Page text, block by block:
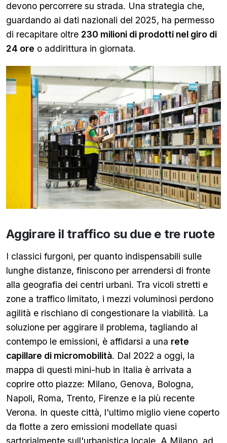
devono percorrere su strada. Una strategia che,
guardando ai dati nazionali del 2025, ha permesso
di recapitare oltre 230 milioni di prodotti nel giro di
24 ore o addirittura in giornata.
Aggirare il traffico su due e tre ruote
I classici furgoni, per quanto indispensabili sulle
lunghe distanze, finiscono per arrendersi di fronte
alla geografia dei centri urbani. Tra vicoli stretti e
zone a traffico limitato, i mezzi voluminosi perdono
agilità e rischiano di congestionare la viabilità. La
soluzione per aggirare il problema, tagliando al
contempo le emissioni, è affidarsi a una rete
capillare di micromobilità. Dal 2022 a oggi, la
mappa di questi mini-hub in Italia è arrivata a
coprire otto piazze: Milano, Genova, Bologna,
Napoli, Roma, Trento, Firenze e la più recente
Verona. In queste città, l'ultimo miglio viene coperto
da flotte a zero emissioni modellate quasi